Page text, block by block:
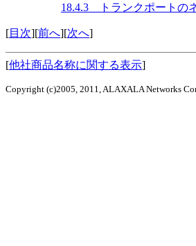
18.4.3 トランクポートの
[目次][前へ][次へ]
[他社商品名称に関する表示]
Copyright (c)2005, 2011, ALAXALA Networks